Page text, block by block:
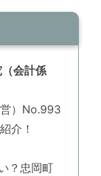
会計係
）No.993
介！
？忠岡町